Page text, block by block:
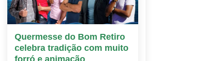
Quermesse do Bom Retiro
celebra tradição com muito
forró e animação